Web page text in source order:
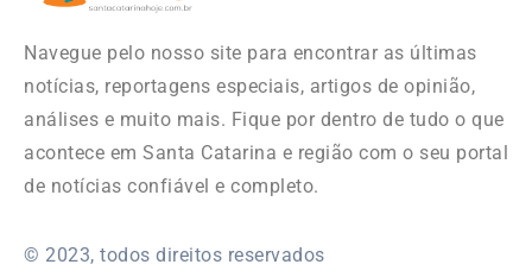
Navegue pelo nosso site para encontrar as últimas
notícias, reportagens especiais, artigos de opinião,
análises e muito mais. Fique por dentro de tudo o que
acontece em Santa Catarina e região com o seu portal
de notícias confiável e completo.
© 2023, todos direitos reservados